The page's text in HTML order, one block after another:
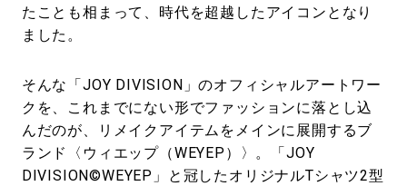
たことも相まって、時代を超越したアイコンとなり
ました。
そんな「JOY DIVISION」のオフィシャルアートワー
クを、これまでにない形でファッションに落とし込
んだのが、リメイクアイテムをメインに展開するブ
ランド〈ウィエップ（WEYEP）〉。「JOY
DIVISION©WEYEP」と冠したオリジナルTシャツ2型